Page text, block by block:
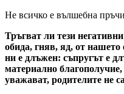
Не всичко е вълшебна
Тръгват ли тези
обида, гняв, яд, от
ни е длъжен: съпругът е
материално
уважават, родителите не